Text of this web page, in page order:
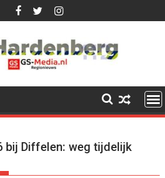
bij Diffelen: weg tijdelijk